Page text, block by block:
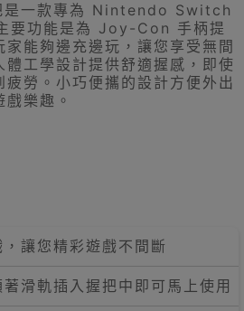
是一款專為 Nintendo Switch
要功能是為 Joy-Con 手柄提
能夠邊充邊玩，讓您享受無間
體工學設計提供舒適握感，即使
勞。小巧便攜的設計方便外出
樂趣。
讓您精彩遊戲不間斷
滑軌插入握把中即可馬上使用